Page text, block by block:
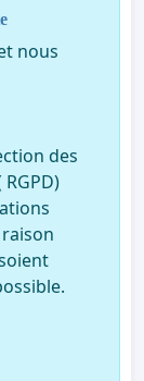
nous
des